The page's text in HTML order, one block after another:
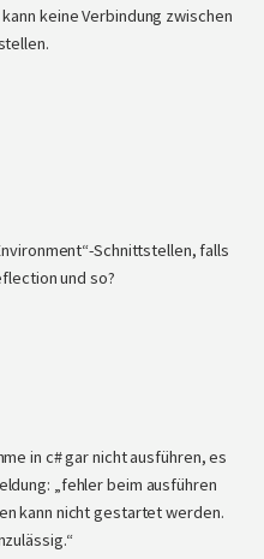
keine Verbindung zwischen
Schnittstellen, falls
und so?
in c# gar nicht ausführen, es
„fehler beim ausführen
kann nicht gestartet werden.